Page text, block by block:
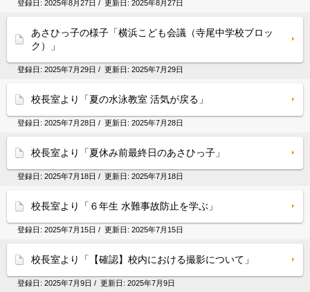
登録日: 2025年8月27日 / 更新日: 2025年8月27日
あさひっ子の様子「横浜こども会議（寺尾中学校ブロッ
ク）」
登録日: 2025年7月29日 / 更新日: 2025年7月29日
校長室より「夏の水泳教室 活気が戻る」
登録日: 2025年7月28日 / 更新日: 2025年7月28日
校長室より「夏休み前最終日のあさひっ子」
登録日: 2025年7月18日 / 更新日: 2025年7月18日
校長室より「６年生 水難事故防止を学ぶ」
登録日: 2025年7月15日 / 更新日: 2025年7月15日
校長室より「【確認】校内における撮影について」
登録日: 2025年7月9日 / 更新日: 2025年7月9日